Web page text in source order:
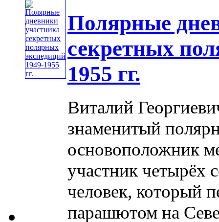
Полярные
секретных
1955 гг.
Виталий
знаменитый
основоположник
участник четырёх
человек, который
парашютом на